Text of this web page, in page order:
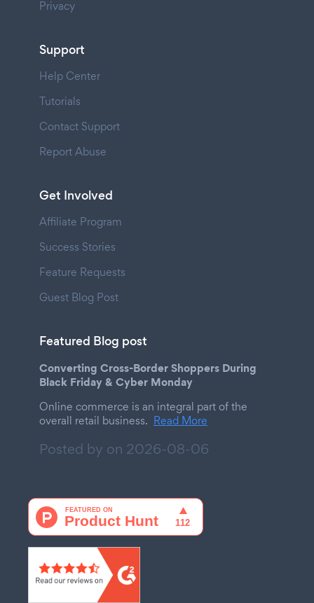
Privacy
Support
Help Center
Tutorials
Contact Support
Report Abuse
Get Involved
Affiliate Program
Success Stories
Feature Requests
Guest Blog Post
Featured Blog post
Converting Cross-Border Shoppers During
Black Friday & Cyber Monday
Online commerce is an integral part of the
overall retail business. Read More
Posted by on 2026-08-06